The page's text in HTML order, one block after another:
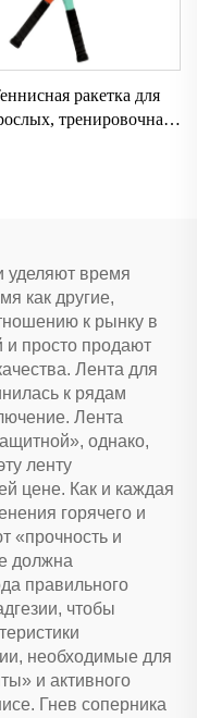
ракетка для
тренировочная
уделяют время
как другие,
к рынку в
и просто продают
Лента для
к рядам
Лента
однако,
ленту
цене. Как и каждая
горячего и
«прочность и
должна
правильного
чтобы
необходимые для
и активного
Гнев соперника